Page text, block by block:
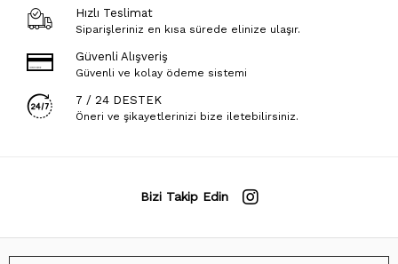
Hızlı Teslimat
Siparişleriniz en kısa sürede elinize ulaşır.
Güvenli Alışveriş
Güvenli ve kolay ödeme sistemi
7 / 24 DESTEK
Öneri ve şikayetlerinizi bize iletebilirsiniz.
Bizi Takip Edin